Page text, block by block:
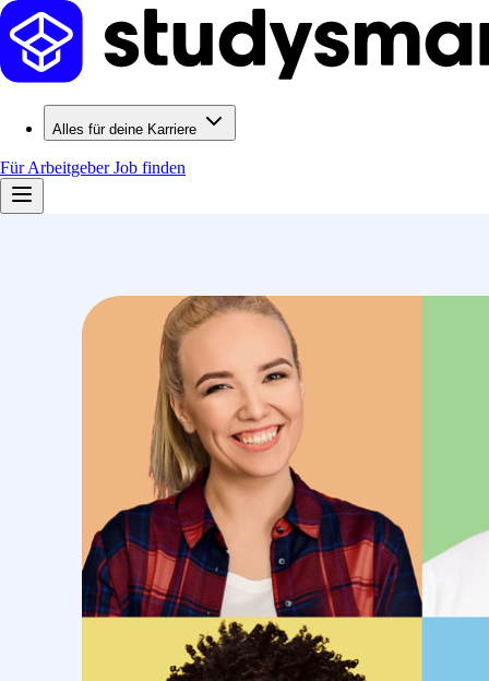
Alles für deine Karriere
Für ArbeitgeberJob finden